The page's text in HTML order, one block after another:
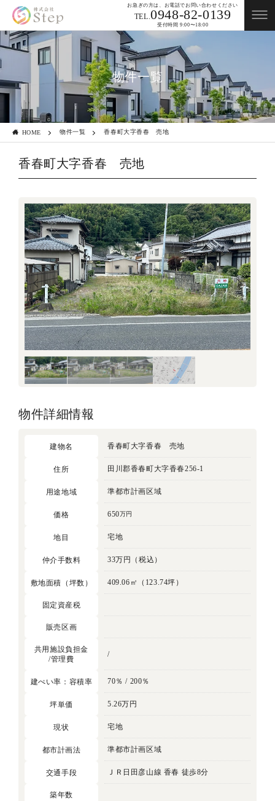
お急ぎの方は、お電話でお問い合わせください
TEL.0948-82-0139
受付時間 9:00〜18:00
物件一覧
HOME 物件一覧 香春町大字香春 売地
香春町大字香春 売地
物件詳細情報
建物名 香春町大字香春 売地
住所 田川郡香春町大字香春256-1
用途地域 準都市計画区域
価格 650万円
地目 宅地
仲介手数料 33万円（税込）
敷地面積（坪数） 409.06㎡（123.74坪）
固定資産税
販売区画
共用施設負担金
/管理費
/
建ぺい率：容積率 70％ / 200％
坪単価 5.26万円
現状 宅地
都市計画法 準都市計画区域
交通手段 ＪＲ日田彦山線 香春 徒歩8分
築年数